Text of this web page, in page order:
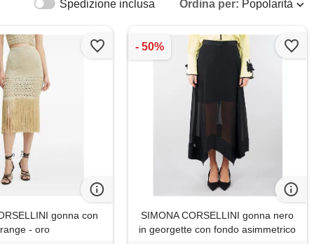
Ordina per: Popolarità
Spedizione inclusa
gonna con
- oro
SIMONA CORSELLINI gonna nero
in georgette con fondo asimmetrico